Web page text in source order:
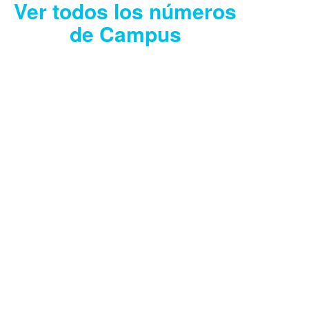
Ver todos los números
de Campus